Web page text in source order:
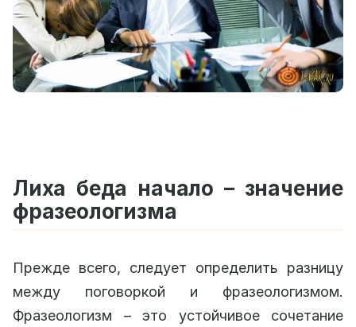
Лиха беда начало – значение
фразеологизма
Прежде всего, следует определить разницу
между поговоркой и фразеологизмом.
Фразеологизм – это устойчивое сочетание